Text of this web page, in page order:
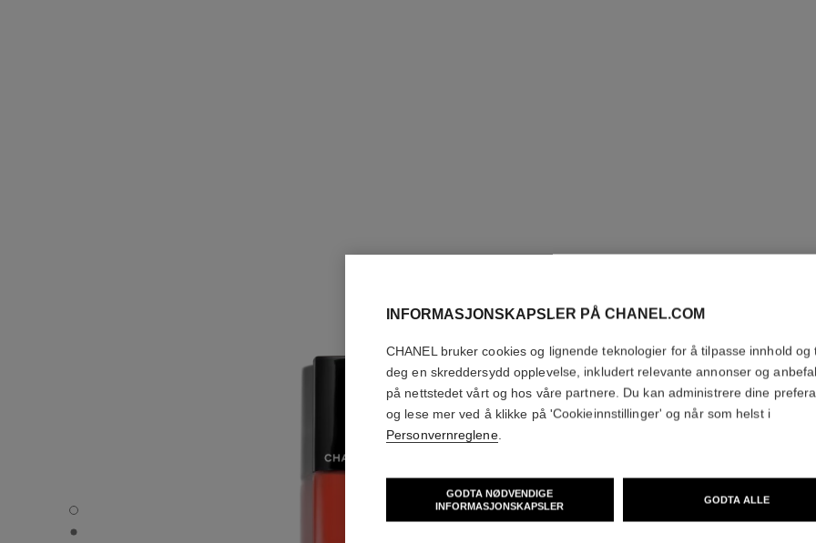
ROUGE ALLURE LIQUID VELVET - Standardvisning
ROUGE ALLURE LIQUID VELVET - Alternativ visning 1
ROUGE
VELVET
Ultrawear Intens
NOK 640
INFORMASJONSKAPSLER PÅ CHANEL.COM
CHANEL bruker cookies og lignende teknologier for å tilpasse innhold og
deg en skreddersydd opplevelse, inkludert relevante annonser og
på nettstedet vårt og hos våre partnere. Du kan administrere dine
og lese mer ved å klikke på 'Cookieinnstillinger' og når som helst i
Personvernreglene.
GODTA NØDVENDIGE
INFORMASJONSKAPSLER
GODTA ALLE